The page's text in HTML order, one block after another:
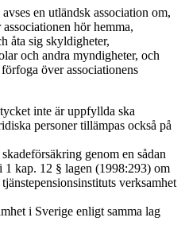
en utländsk association om,
hör hemma,
åta sig skyldigheter,
och andra myndigheter, och
över associationens
inte är uppfyllda ska
personer tillämpas också på
genom en sådan
1 kap. 12 § lagen (1998:293) om
verksamhet
i Sverige enligt samma lag